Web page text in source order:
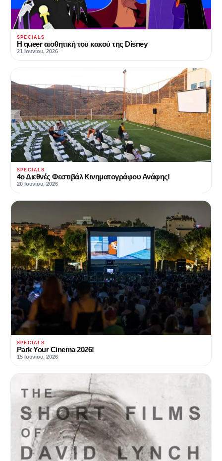
SPECIALS
Η queer αισθητική του κακού της Disney
21 Ιουνίου, 2026
SPECIALS
4ο Διεθνές Φεστιβάλ Κινηματογράφου Ανάφης!
20 Ιουνίου, 2026
SPECIALS
Park Your Cinema 2026!
15 Ιουνίου, 2026